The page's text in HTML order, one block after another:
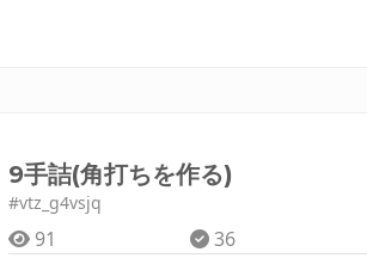
9手詰(角打ちを作る)
#vtz_g4vsjq
91 36